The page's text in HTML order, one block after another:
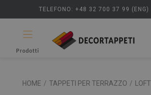
TELEFONO: +48 32 700 37 99 (ENG)
Prodotti
HOME / TAPPETI PER TERRAZZO / LOFT